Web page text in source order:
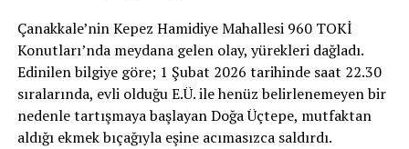
Çanakkale’nin Kepez Hamidiye Mahallesi 960 TOKİ
Konutları’nda meydana gelen olay, yürekleri dağladı.
Edinilen bilgiye göre; 1 Şubat 2026 tarihinde saat 22.30
sıralarında, evli olduğu E.Ü. ile henüz belirlenemeyen bir
nedenle tartışmaya başlayan Doğa Üçtepe, mutfaktan
aldığı ekmek bıçağıyla eşine acımasızca saldırdı.